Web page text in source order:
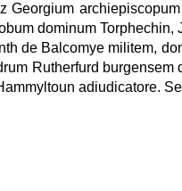
dominum
de Balcomye militem,
Rutherfurd
adiudicatore.